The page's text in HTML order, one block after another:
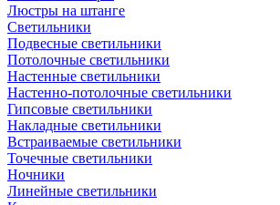
Люстры на штанге
Светильники
Подвесные светильники
Потолочные светильники
Настенные светильники
Настенно-потолочные светильники
Гипсовые светильники
Накладные светильники
Встраиваемые светильники
Точечные светильники
Ночники
Линейные светильники